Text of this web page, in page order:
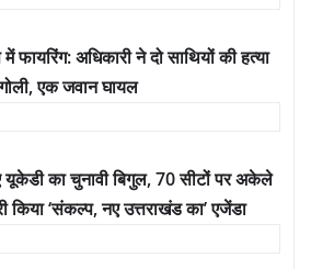
अधिकारी ने दो साथियों की हत्या
एक जवान घायल
का चुनावी बिगुल, 70 सीटों पर अकेले
किया ‘संकल्प, नए उत्तराखंड का’ एजेंडा